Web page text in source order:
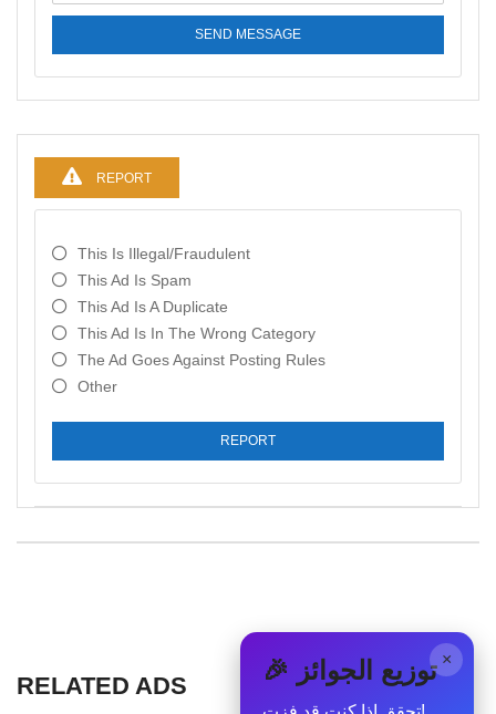
SEND MESSAGE
REPORT
This Is Illegal/fraudulent
This Ad Is Spam
This Ad Is A Duplicate
This Ad Is In The Wrong Category
The Ad Goes Against Posting Rules
Other
REPORT
RELATED ADS
× 🎉 توزيع الجوائز